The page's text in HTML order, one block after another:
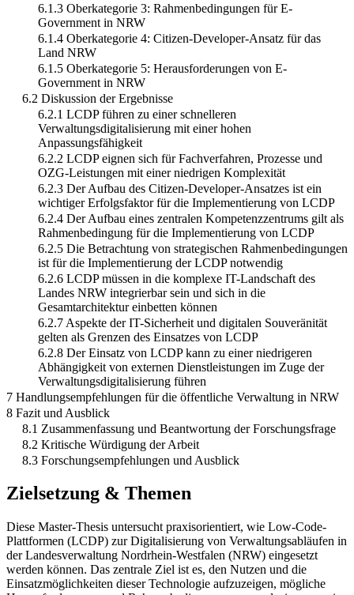
6.1.3 Oberkategorie 3: Rahmenbedingungen für E-
Government in NRW
6.1.4 Oberkategorie 4: Citizen-Developer-Ansatz für das
Land NRW
6.1.5 Oberkategorie 5: Herausforderungen von E-
Government in NRW
6.2 Diskussion der Ergebnisse
6.2.1 LCDP führen zu einer schnelleren
Verwaltungsdigitalisierung mit einer hohen
Anpassungsfähigkeit
6.2.2 LCDP eignen sich für Fachverfahren, Prozesse und
OZG-Leistungen mit einer niedrigen Komplexität
6.2.3 Der Aufbau des Citizen-Developer-Ansatzes ist ein
wichtiger Erfolgsfaktor für die Implementierung von LCDP
6.2.4 Der Aufbau eines zentralen Kompetenzzentrums gilt als
Rahmenbedingung für die Implementierung von LCDP
6.2.5 Die Betrachtung von strategischen Rahmenbedingungen
ist für die Implementierung der LCDP notwendig
6.2.6 LCDP müssen in die komplexe IT-Landschaft des
Landes NRW integrierbar sein und sich in die
Gesamtarchitektur einbetten können
6.2.7 Aspekte der IT-Sicherheit und digitalen Souveränität
gelten als Grenzen des Einsatzes von LCDP
6.2.8 Der Einsatz von LCDP kann zu einer niedrigeren
Abhängigkeit von externen Dienstleistungen im Zuge der
Verwaltungsdigitalisierung führen
7 Handlungsempfehlungen für die öffentliche Verwaltung in NRW
8 Fazit und Ausblick
8.1 Zusammenfassung und Beantwortung der Forschungsfrage
8.2 Kritische Würdigung der Arbeit
8.3 Forschungsempfehlungen und Ausblick
Zielsetzung & Themen
Diese Master-Thesis untersucht praxisorientiert, wie Low-Code-
Plattformen (LCDP) zur Digitalisierung von Verwaltungsabläufen in
der Landesverwaltung Nordrhein-Westfalen (NRW) eingesetzt
werden können. Das zentrale Ziel ist es, den Nutzen und die
Einsatzmöglichkeiten dieser Technologie aufzuzeigen, mögliche